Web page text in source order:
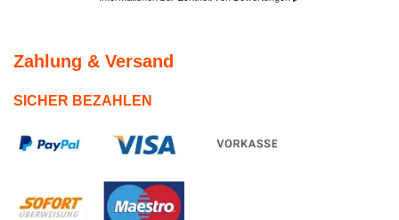
Zahlung & Versand
SICHER BEZAHLEN